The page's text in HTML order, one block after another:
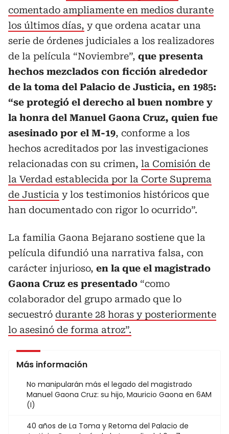
comentado ampliamente en medios durante
los últimos días, y que ordena acatar una
serie de órdenes judiciales a los realizadores
de la película “Noviembre”, que presenta
hechos mezclados con ficción alrededor
de la toma del Palacio de Justicia, en 1985:
“se protegió el derecho al buen nombre y
la honra del Manuel Gaona Cruz, quien fue
asesinado por el M-19, conforme a los
hechos acreditados por las investigaciones
relacionadas con su crimen, la Comisión de
la Verdad establecida por la Corte Suprema
de Justicia y los testimonios históricos que
han documentado con rigor lo ocurrido”.
La familia Gaona Bejarano sostiene que la
película difundió una narrativa falsa, con
carácter injurioso, en la que el magistrado
Gaona Cruz es presentado “como
colaborador del grupo armado que lo
secuestró durante 28 horas y posteriormente
lo asesinó de forma atroz”.
Más información
No manipularán más el legado del magistrado
Manuel Gaona Cruz: su hijo, Mauricio Gaona en 6AM
(I)
40 años de La Toma y Retoma del Palacio de